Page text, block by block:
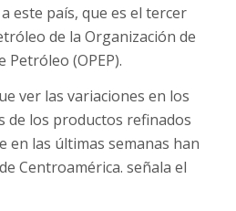
este país, que es el tercer
de la Organización de
Petróleo (OPEP).
ver las variaciones en los
de los productos refinados
en las últimas semanas han
Centroamérica. señala el